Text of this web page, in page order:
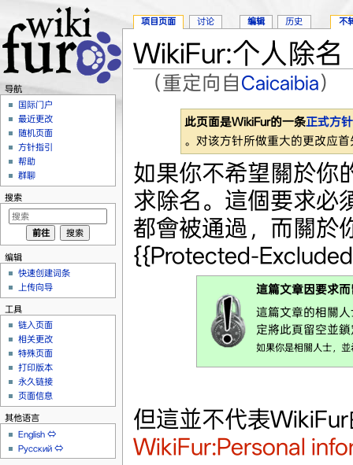
WikiFur:个人除名
（重定向自Caicaibia）
此页面是WikiFur的一条正式方针
。对该方针所做重大的更改应
如果你不希望關於你
求除名。這個要求必
都會被通過，而關於
{{Protected-
這篇文章因要求
這篇文章的相關
定將此頁留空並
如果你是相關人士，
但這並不代表
WikiFur:Personal
项目页面 讨论 编辑 历史 不
导航
国际门户
最近更改
随机页面
方针指引
帮助
群聊
搜索
编辑
快速创建词条
上传向导
工具
链入页面
相关更改
特殊页面
打印版本
永久链接
页面信息
其他语言
English ⇔
Русский ⇔